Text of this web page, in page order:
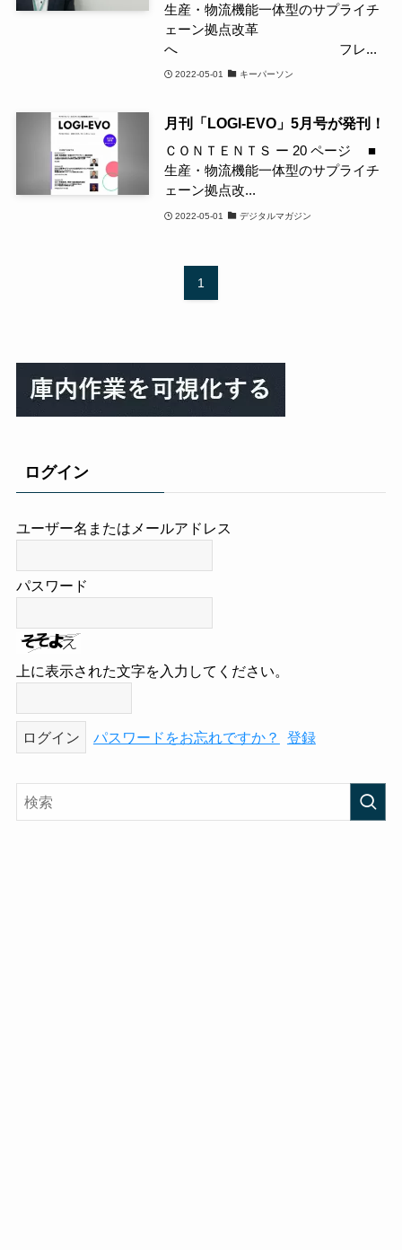
生産・物流機能一体型のサプライチ
ェーン拠点改革
へ フレ...
2022-05-01 キーパーソン
月刊「LOGI-EVO」5月号が発刊！
ＣＯＮＴＥＮＴＳ ー 20 ページ ■
生産・物流機能一体型のサプライチ
ェーン拠点改...
2022-05-01 デジタルマガジン
1
ログイン
ユーザー名またはメールアドレス
パスワード
上に表示された文字を入力してください。
パスワードをお忘れですか？ 登録